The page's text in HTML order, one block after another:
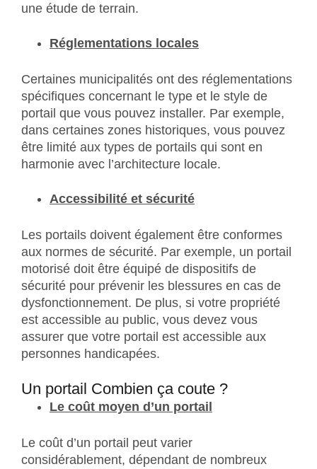
une étude de terrain.
Réglementations locales
Certaines municipalités ont des réglementations
spécifiques concernant le type et le style de
portail que vous pouvez installer. Par exemple,
dans certaines zones historiques, vous pouvez
être limité aux types de portails qui sont en
harmonie avec l’architecture locale.
Accessibilité et sécurité
Les portails doivent également être conformes
aux normes de sécurité. Par exemple, un portail
motorisé doit être équipé de dispositifs de
sécurité pour prévenir les blessures en cas de
dysfonctionnement. De plus, si votre propriété
est accessible au public, vous devez vous
assurer que votre portail est accessible aux
personnes handicapées.
Un portail Combien ça coute ?
Le coût moyen d’un portail
Le coût d’un portail peut varier
considérablement, dépendant de nombreux